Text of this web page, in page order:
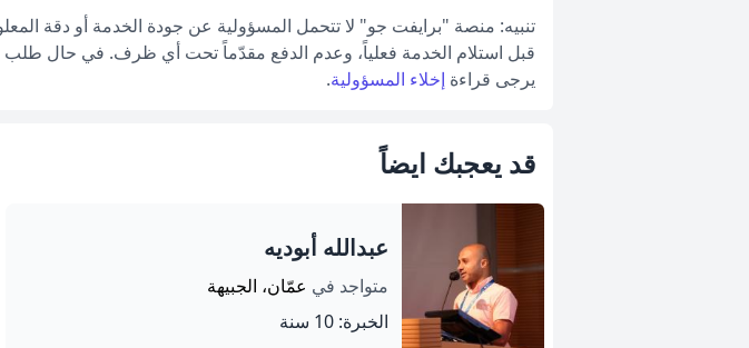
تنبيه: منصة "برايفت جو" لا تتحمل المسؤولية عن جودة الخدمة أو دقة
قبل استلام الخدمة فعلياً، وعدم الدفع مقدّماً تحت أي ظرف. في حال طلب
يرجى قراءة إخلاء المسؤولية.
قد يعجبك ايضاً
عبدالله أبوديه
متواجد في عمّان، الجبيهة
الخبرة: 10 سنة